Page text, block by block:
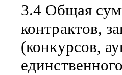
3.4 Общая
контрактов,
(конкурсов,